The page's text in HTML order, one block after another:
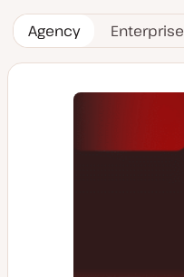
Agency Enterprise